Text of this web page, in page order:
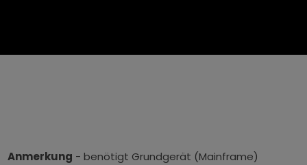
Anmerkung - benötigt Grundgerät (Mainframe)